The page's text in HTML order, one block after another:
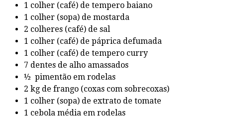
1 colher (café) de tempero baiano
1 colher (sopa) de mostarda
2 colheres (café) de sal
1 colher (café) de páprica defumada
1 colher (café) de tempero curry
7 dentes de alho amassados
½ pimentão em rodelas
2 kg de frango (coxas com sobrecoxas)
1 colher (sopa) de extrato de tomate
1 cebola média em rodelas